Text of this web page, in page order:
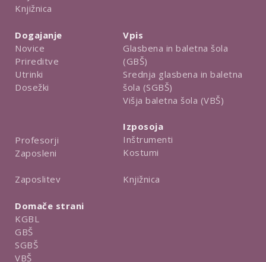
Knjižnica
Dogajanje
Novice
Prireditve
Utrinki
Dosežki
Profesorji
Zaposleni
Zaposlitev
Vpis
Glasbena in baletna šola
(GBŠ)
Srednja glasbena in baletna
šola (SGBŠ)
Višja baletna šola (VBŠ)
Izposoja
Inštrumenti
Kostumi
Knjižnica
Domače strani
KGBL
GBŠ
SGBŠ
VBŠ